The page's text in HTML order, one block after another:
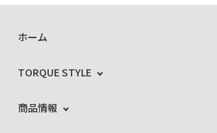
ホーム
TORQUE STYLE
商品情報